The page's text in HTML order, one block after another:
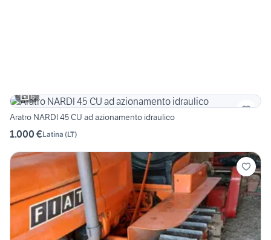
6
Aratro NARDI 45 CU ad azionamento idraulico
1.000 €Latina (LT)